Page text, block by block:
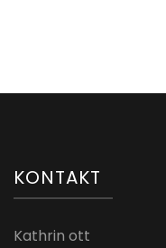
KONTAKT
Kathrin ott